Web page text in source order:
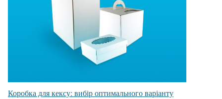
Коробка для кексу: вибір оптимального варіанту